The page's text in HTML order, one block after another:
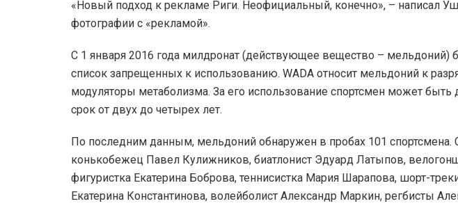
«Новый подход к рекламе Риги. Неофициальный, конечно», – написал
фотографии с «рекламой».
С 1 января 2016 года милдронат (действующее вещество – мельдоний)
список запрещенных к использованию. WADA относит мельдоний к
модуляторы метаболизма. За его использование спортсмен может
срок от двух до четырех лет.
По последним данным, мельдоний обнаружен в пробах 101 спортсмена.
конькобежец Павел Кулижников, биатлонист Эдуард Латыпов,
фигуристка Екатерина Боброва, теннисистка Мария Шарапова, шорт-
Екатерина Константинова, волейболист Александр Маркин, регбисты